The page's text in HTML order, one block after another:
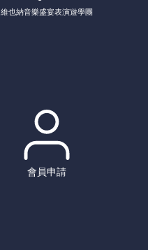
維也納音樂盛宴表演遊學團
會員申請